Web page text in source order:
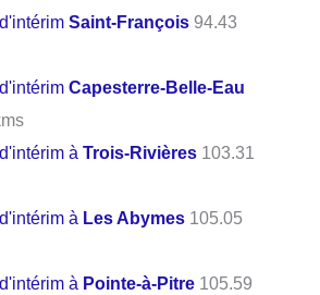
Saint-François 94.43
Capesterre-Belle-Eau
àTrois-Rivières 103.31
à Les Abymes 105.05
à Pointe-à-Pitre 105.59